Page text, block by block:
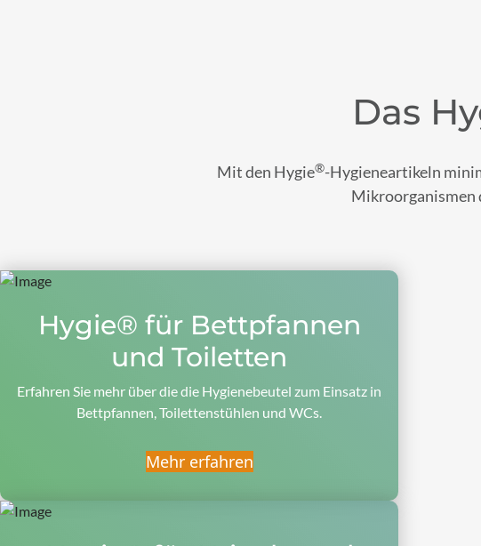
Das
Mit den Hygie®-Hygieneartikeln
Mikroorganismen
Hygie® für Bettpfannen
und Toiletten
Erfahren Sie mehr über die die Hygienebeutel zum Einsatz in
Bettpfannen, Toilettenstühlen und WCs.
Mehr erfahren